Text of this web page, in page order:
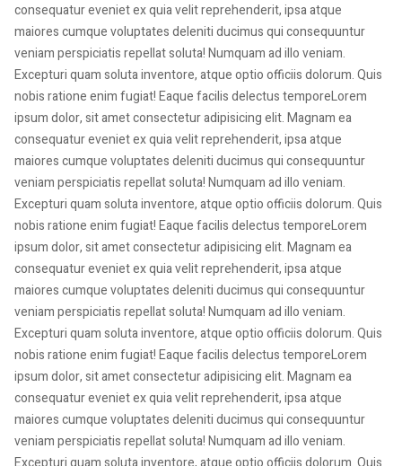
consequatur eveniet ex quia velit reprehenderit, ipsa atque
maiores cumque voluptates deleniti ducimus qui consequuntur
veniam perspiciatis repellat soluta! Numquam ad illo veniam.
Excepturi quam soluta inventore, atque optio officiis dolorum. Quis
nobis ratione enim fugiat! Eaque facilis delectus temporeLorem
ipsum dolor, sit amet consectetur adipisicing elit. Magnam ea
consequatur eveniet ex quia velit reprehenderit, ipsa atque
maiores cumque voluptates deleniti ducimus qui consequuntur
veniam perspiciatis repellat soluta! Numquam ad illo veniam.
Excepturi quam soluta inventore, atque optio officiis dolorum. Quis
nobis ratione enim fugiat! Eaque facilis delectus temporeLorem
ipsum dolor, sit amet consectetur adipisicing elit. Magnam ea
consequatur eveniet ex quia velit reprehenderit, ipsa atque
maiores cumque voluptates deleniti ducimus qui consequuntur
veniam perspiciatis repellat soluta! Numquam ad illo veniam.
Excepturi quam soluta inventore, atque optio officiis dolorum. Quis
nobis ratione enim fugiat! Eaque facilis delectus temporeLorem
ipsum dolor, sit amet consectetur adipisicing elit. Magnam ea
consequatur eveniet ex quia velit reprehenderit, ipsa atque
maiores cumque voluptates deleniti ducimus qui consequuntur
veniam perspiciatis repellat soluta! Numquam ad illo veniam.